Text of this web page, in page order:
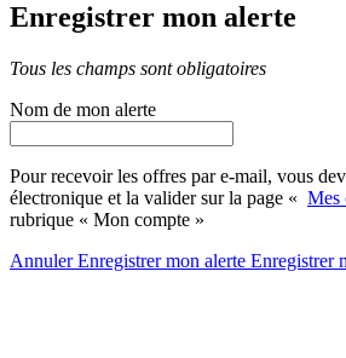
Enregistrer mon alerte
Tous les champs sont obligatoires
Nom de mon alerte
Pour recevoir les offres par e-mail, vous
électronique et la valider sur la page « Mes
rubrique « Mon compte »
AnnulerEnregistrer mon alerte Enregistrer